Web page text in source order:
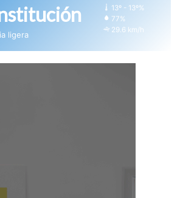
ligera
13º - 13º%
77%
29.6 km/h